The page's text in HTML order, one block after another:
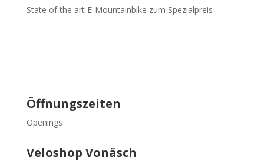
State of the art E-Mountainbike zum Spezialpreis
Öffnungszeiten
Openings
Veloshop Vonäsch